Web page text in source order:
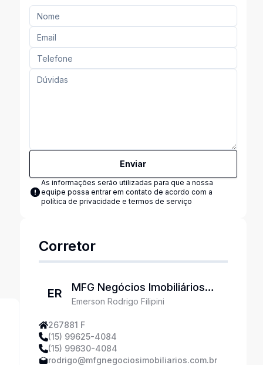
Enviar
As informações serão utilizadas para que a nossa
equipe possa entrar em contato de acordo com a
política de privacidade e termos de serviço
Corretor
ER
MFG Negócios Imobiliários
Ltda
Emerson Rodrigo Filipini
267881 F
(15) 99625-4084
(15) 99630-4084
rodrigo@mfgnegociosimobiliarios.com.br